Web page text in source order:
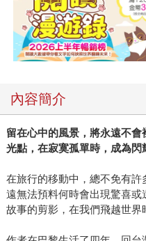
內容簡介
留在心中的風景，將永遠不
光點，在寂寞孤單時，成為閃
在旅行的移動中，總不免有
遠無法預料何時會出現驚喜
故事的剪影，在我們飛越世